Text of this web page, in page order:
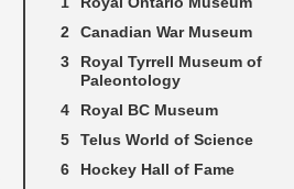
Canadian War Museum
Royal Tyrrell Museum of
Paleontology
Royal BC Museum
Telus World of Science
Hockey Hall of Fame